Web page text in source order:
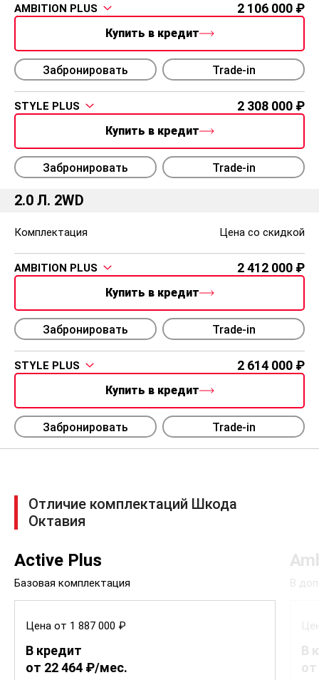
AMBITION PLUS 2 106 000
Купить в кредит
Забронировать Trade-in
STYLE PLUS 2 308 000
Купить в кредит
Забронировать Trade-in
2.0 Л. 2WD
Комплектация Цена со скидкой
AMBITION PLUS 2 412 000
Купить в кредит
Забронировать Trade-in
STYLE PLUS 2 614 000
Купить в кредит
Забронировать Trade-in
Отличие комплектаций Шкода
Октавия
Active Plus
Базовая комплектация
Цена от 1 887 000 ₽
В кредит
от 22 464 ₽/мес.
В
В